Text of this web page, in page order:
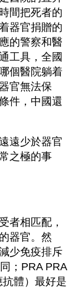
間把死者的
器官捐贈的
的警察和醫
工具，全國
個醫院躺着
官無法保
件，中國還
遠少於器官
之極的事
者相匹配，
器官。然
少免疫排斥
；PRA PRA
抗體）最好是